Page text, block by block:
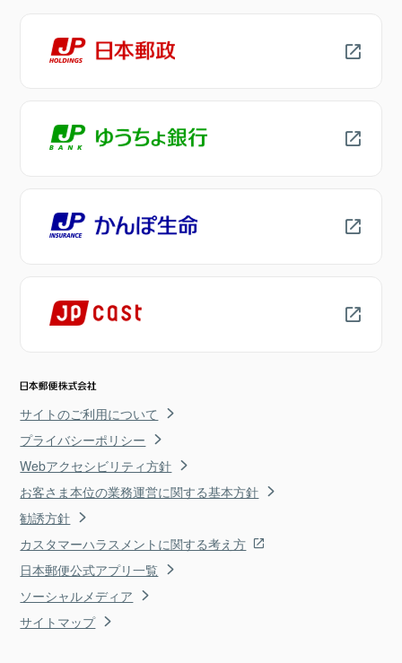
サイトのご利用について
プライバシーポリシー
Webアクセシビリティ方針
お客さま本位の業務運営に関する基本方針
勧誘方針
カスタマーハラスメントに関する考え方
日本郵便公式アプリ一覧
ソーシャルメディア
サイトマップ